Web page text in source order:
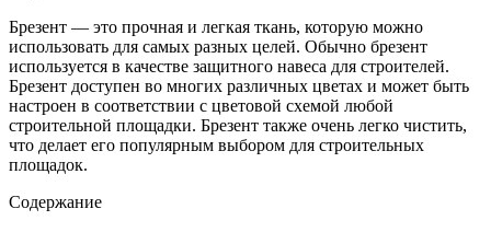
Брезент — это прочная и легкая ткань, которую можно
использовать для самых разных целей. Обычно брезент
используется в качестве защитного навеса для строителей.
Брезент доступен во многих различных цветах и может быть
настроен в соответствии с цветовой схемой любой
строительной площадки. Брезент также очень легко чистить,
что делает его популярным выбором для строительных
площадок.
Содержание